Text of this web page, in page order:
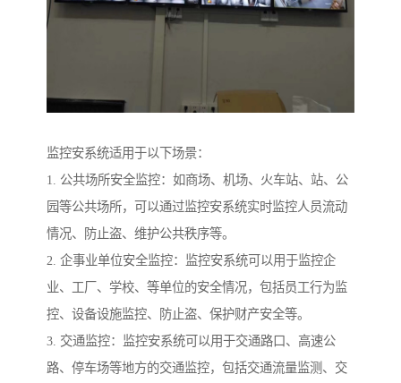
监控安系统适用于以下场景：
1. 公共场所安全监控：如商场、机场、火车站、站、公
园等公共场所，可以通过监控安系统实时监控人员流动
情况、防止盗、维护公共秩序等。
2. 企事业单位安全监控：监控安系统可以用于监控企
业、工厂、学校、等单位的安全情况，包括员工行为监
控、设备设施监控、防止盗、保护财产安全等。
3. 交通监控：监控安系统可以用于交通路口、高速公
路、停车场等地方的交通监控，包括交通流量监测、交